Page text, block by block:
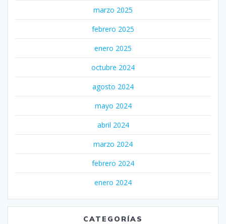
marzo 2025
febrero 2025
enero 2025
octubre 2024
agosto 2024
mayo 2024
abril 2024
marzo 2024
febrero 2024
enero 2024
CATEGORÍAS